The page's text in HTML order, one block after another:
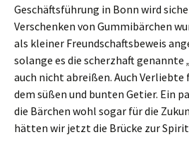
Geschäftsführung in Bonn wird
Verschenken von Gummibärchen
als kleiner Freundschaftsbeweis
solange es die scherzhaft genannte
auch nicht abreißen. Auch
dem süßen und bunten Getier. Ein
die Bärchen wohl sogar für die
hätten wir jetzt die Brücke zur